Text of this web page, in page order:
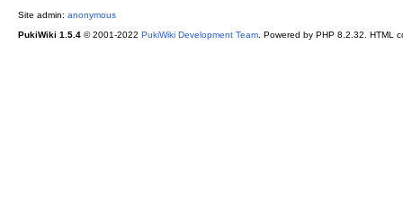
Site admin: anonymous
PukiWiki 1.5.4© 2001-2022 PukiWiki Development Team. Powered by PHP 8.2.32. HTML